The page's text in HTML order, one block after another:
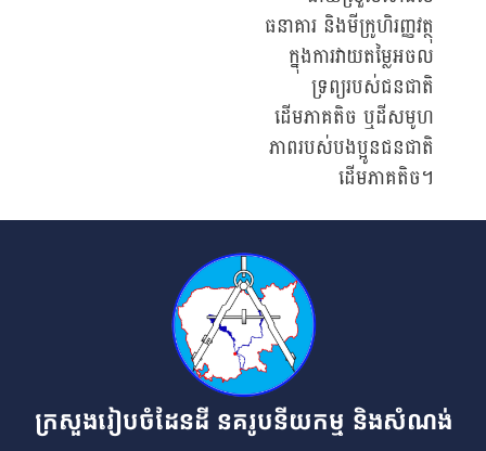
ធនាគារ និងមីក្រូហិរញ្ញវត្ថុ
ក្នុងការវាយតម្លៃអចល
ទ្រព្យរបស់ជនជាតិ
ដើមភាគតិច ឬដីសមូហ
ភាពរបស់បងប្អូនជនជាតិ
ដើមភាគតិច។
ក្រសួងរៀបចំដែនដី នគរូបនីយកម្ម និងសំណង់